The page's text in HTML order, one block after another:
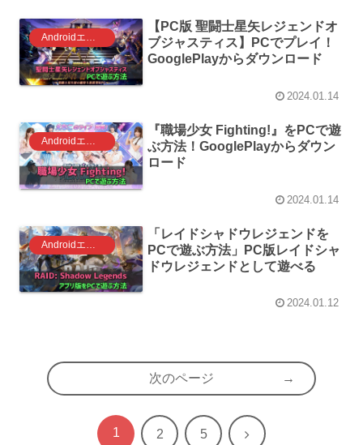
Androidエミュレータ ゲーム
【PC版 聖闘士星矢レジェンドオ
ブジャスティス】PCでプレイ！
GooglePlayからダウンロード
2024.01.14
Androidエミュレータ ゲーム
『職場少女 Fighting!』をPCで遊
ぶ方法！GooglePlayからダウン
ロード
2024.01.14
「レイドシャドウレジェンドを
PCで遊ぶ方法」PC版レイドシャ
ドウレジェンドとして遊べる
2024.01.12
次のページ
1 2 5 次